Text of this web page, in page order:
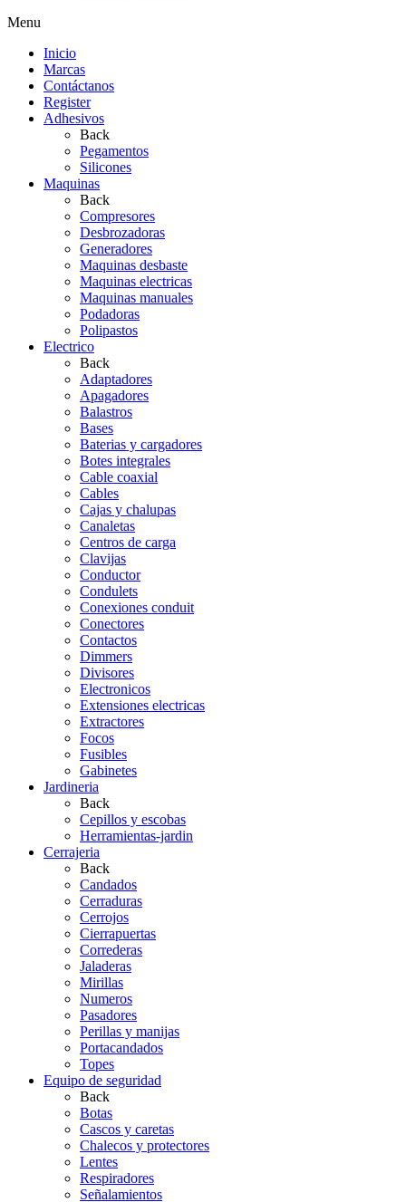
Menu
Inicio
Marcas
Contáctanos
Register
Adhesivos
Back
Pegamentos
Silicones
Maquinas
Back
Compresores
Desbrozadoras
Generadores
Maquinas desbaste
Maquinas electricas
Maquinas manuales
Podadoras
Polipastos
Electrico
Back
Adaptadores
Apagadores
Balastros
Bases
Baterias y cargadores
Botes integrales
Cable coaxial
Cables
Cajas y chalupas
Canaletas
Centros de carga
Clavijas
Conductor
Condulets
Conexiones conduit
Conectores
Contactos
Dimmers
Divisores
Electronicos
Extensiones electricas
Extractores
Focos
Fusibles
Gabinetes
Jardineria
Back
Cepillos y escobas
Herramientas-jardin
Cerrajeria
Back
Candados
Cerraduras
Cerrojos
Cierrapuertas
Correderas
Jaladeras
Mirillas
Numeros
Pasadores
Perillas y manijas
Portacandados
Topes
Equipo de seguridad
Back
Botas
Cascos y caretas
Chalecos y protectores
Lentes
Respiradores
Señalamientos